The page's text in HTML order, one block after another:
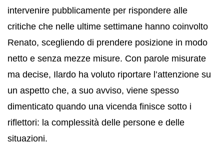
intervenire pubblicamente per rispondere alle
critiche che nelle ultime settimane hanno coinvolto
Renato, scegliendo di prendere posizione in modo
netto e senza mezze misure. Con parole misurate
ma decise, Ilardo ha voluto riportare l’attenzione su
un aspetto che, a suo avviso, viene spesso
dimenticato quando una vicenda finisce sotto i
riflettori: la complessità delle persone e delle
situazioni.